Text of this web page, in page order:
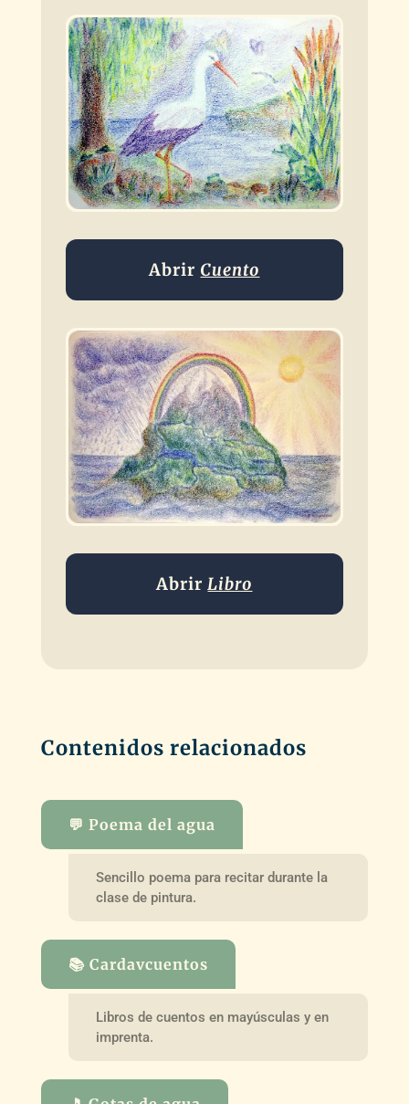
Abrir Cuento
AbrirLibro
Contenidos relacionados
💬 Poema del agua
Sencillo poema para recitar durante la
clase de pintura.
📚 Cardavcuentos
Libros de cuentos en mayúsculas y en
imprenta.